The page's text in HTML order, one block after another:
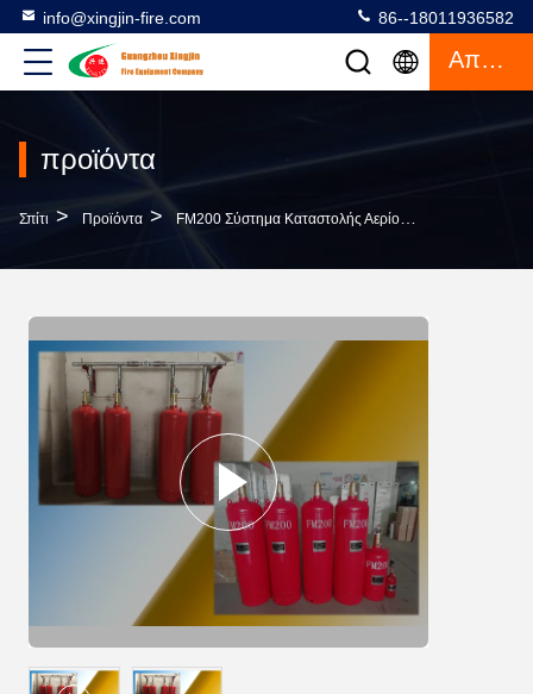
info@xingjin-fire.com 86--18011936582
Απόσπασμα
προϊόντα
Σπίτι > Προϊόντα > FM200 Σύστημα Καταστολής Αερίου